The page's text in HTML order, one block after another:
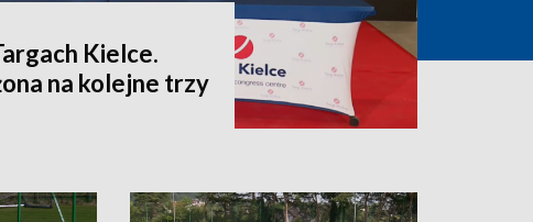
Kielce.
na kolejne trzy